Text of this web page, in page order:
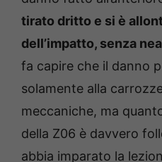
tirato dritto e si è
dell’impatto, senza
fa capire che il danno
solamente alla
meccaniche, ma
della Z06 è davvero
abbia imparato la